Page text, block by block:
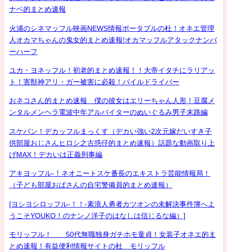
ナベ的まとめ速報
火浦のシネマッフル映画NEWS情報ポータブルの杜！オネエ管理
人オカマちゃんの鬼女的まとめ速報!オカマッフルアタックナンバ
ーハーフ
ユカ・ヨネッフル！初老的まとめ速報！！大帝イタチにラリアッ
ト！害獣神アリ・ガー被害に必殺！パイルドライバー
おネコさん的まとめ速報 僕の彼女はエリーちゃん人形！豆腐メ
ンタルメンヘラ電波中年アルバイターのぬいぐるみ男子末路編
スケバン！デカッフルまっくす（デカい強い2次元嫁だいすき子
供部屋おじさんヒロシ之古惑仔的まとめ速報）話題な動画取り上
げMAX！デカいは正義刑事編
アキヨッフル-！ネオニートスケ番長のエキストラ芸能情報局！
（子ども部屋おばさんの自宅警備員的まとめ速報）
[ヨシヨシロッフル-！！-素浪人勇者カツオンの未解決事件簿へよ
うこそYOUKO！のナンノ洋子のはなしは信じるな編）]
モリッフル！ 50代無職独身ガチホモ童貞！女装子オネエ的ま
とめ速報！有益便利情報サイトの杜 モリッフル